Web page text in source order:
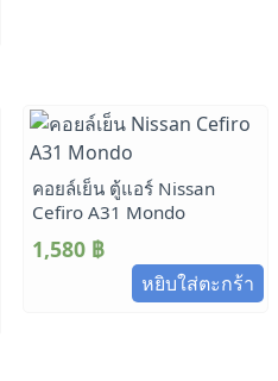
คอยล์เย็น ตู้แอร์ Nissan
Cefiro A31 Mondo
1,580 ฿
หยิบใส่ตะกร้า